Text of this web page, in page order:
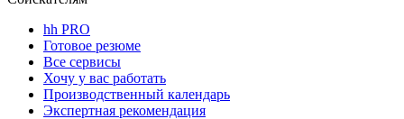
hh PRO
Готовое резюме
Все сервисы
Хочу у вас работать
Производственный календарь
Экспертная рекомендация